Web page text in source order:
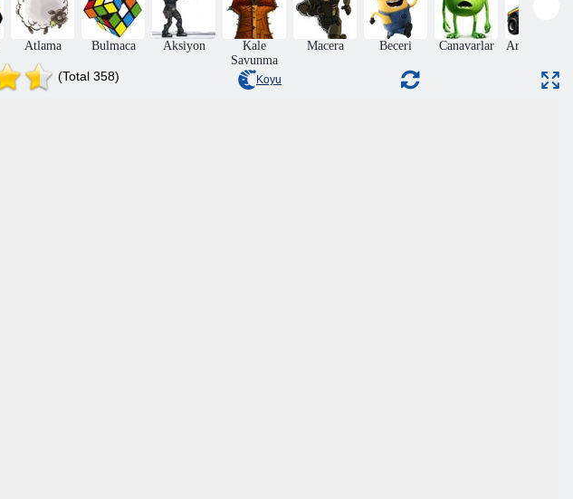
Taksi alma
Taksi Park
Mücadelesi
Taxi Tycoon:
Boşta İş
Şehir Taksi
Sürüş
Simülatörü
Atlama Bulmaca Aksiyon
Kale
Savunma
Macera Beceri Canavarlar Araba yarışı
(Total 358) Koyu